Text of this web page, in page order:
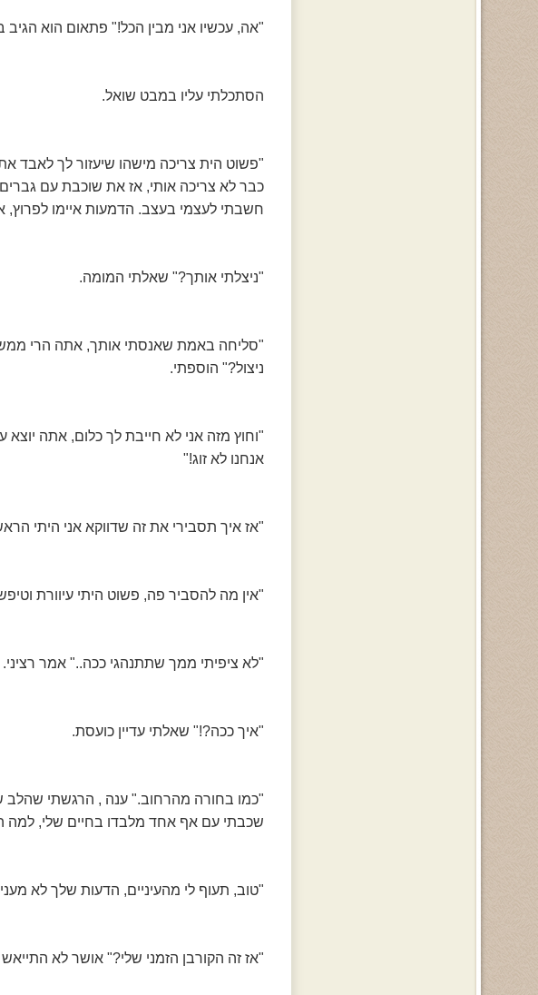
"אה, עכשיו אני מבין הכל!" פתאום הוא הגיב
הסתכלתי עליו במבט שואל.
"פשוט הית צריכה מישהו שיעזור לך לאבד
כבר לא צריכה אותי, אז את שוכבת עם
חשבתי לעצמי בעצב. הדמעות איימו לפרוץ,
"ניצלתי אותך?" שאלתי המומה.
"סליחה באמת שאנסתי אותך, אתה הרי ממש
ניצול?" הוספתי.
"וחוץ מזה אני לא חייבת לך כלום, אתה
אנחנו לא זוג!"
"אז איך תסבירי את זה שדווקא אני היתי
"אין מה להסביר פה, פשוט היתי עיוורת
"לא ציפיתי ממך שתתנהגי ככה.." אמר רציני.
"איך ככה?!" שאלתי עדיין כועסת.
"כמו בחורה מהרחוב." ענה , הרגשתי שהלב
שכבתי עם אף אחד מלבדו בחיים שלי, למה
"טוב, תעוף לי מהעיניים, הדעות שלך לא
"אז זה הקורבן הזמני שלי?" אושר לא